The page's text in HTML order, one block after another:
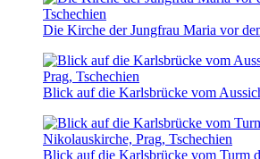
Die Kirche der Jungfrau Maria vor
Blick auf die Karlsbrücke vom
Blick auf die Karlsbrücke vom Turm